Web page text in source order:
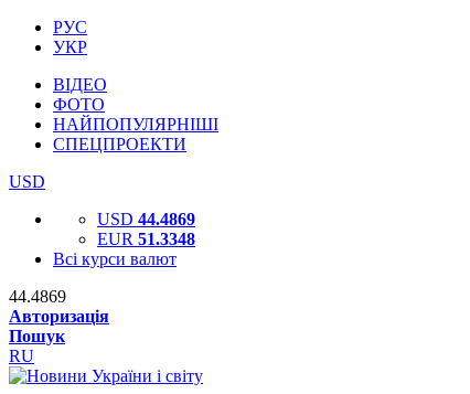
РУС
УКР
ВІДЕО
ФОТО
НАЙПОПУЛЯРНІШІ
СПЕЦПРОЕКТИ
USD
USD 44.4869
EUR 51.3348
Всі курси валют
44.4869
Авторизація
Пошук
RU